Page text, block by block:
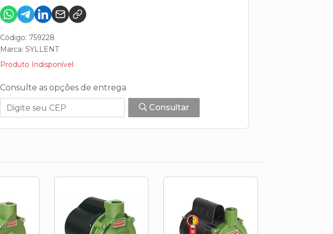
Código: 759228
Marca: SYLLENT
Produto Indisponível
Consulte as opções de entrega
Consultar